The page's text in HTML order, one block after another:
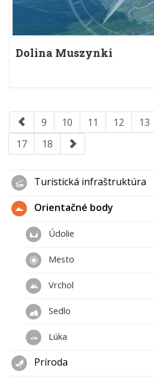
Dolina Muszynki
9 10 11 12 13
17
18
Turistická infraštruktúra
Orientačné body
Údolie
Mesto
Vrchol
Sedlo
Lúka
Príroda